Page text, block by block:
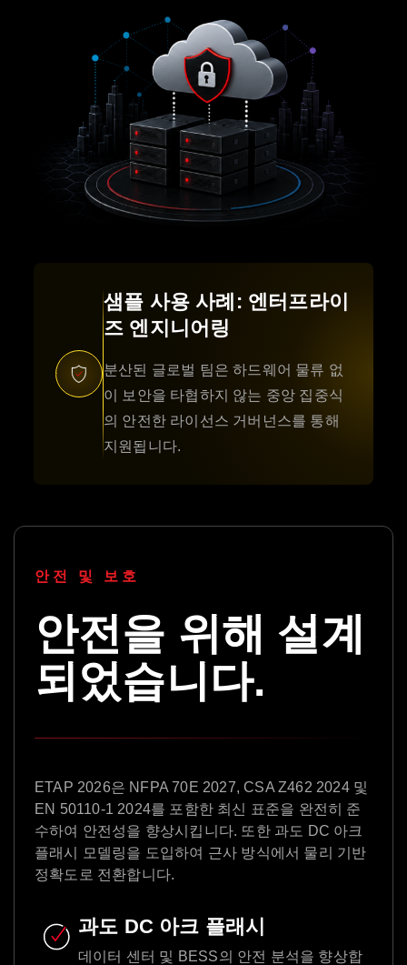
샘플 사용 사례: 엔터프라이
즈 엔지니어링
분산된 글로벌 팀은 하드웨어 물류 없
이 보안을 타협하지 않는 중앙 집중식
의 안전한 라이선스 거버넌스를 통해
지원됩니다.
안전 및 보호
안전을 위해 설계
되었습니다.
ETAP 2026은 NFPA 70E 2027, CSA Z462 2024 및
EN 50110-1 2024를 포함한 최신 표준을 완전히 준
수하여 안전성을 향상시킵니다. 또한 과도 DC 아크
플래시 모델링을 도입하여 근사 방식에서 물리 기반
정확도로 전환합니다.
과도 DC 아크 플래시
데이터 센터 및 BESS의 안전 분석을 향상합